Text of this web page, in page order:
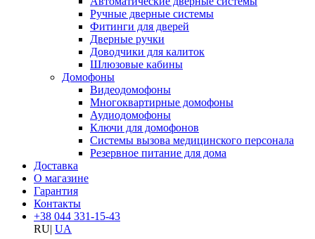
Ручные дверные системы
Фитинги для дверей
Дверные ручки
Доводчики для калиток
Шлюзовые кабины
Домофоны
Видеодомофоны
Многоквартирные домофоны
Аудиодомофоны
Ключи для домофонов
Системы вызова медицинского персонала
Резервное питание для дома
Доставка
О магазине
Гарантия
Контакты
+38 044 331-15-43
RU| UA